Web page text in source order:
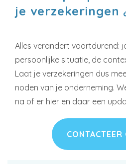
je verzekeringen
Alles verandert voortdurend:
persoonlijke situatie, de
Laat je verzekeringen dus
noden van je onderneming.
na of er hier en daar een
CONTACTEER